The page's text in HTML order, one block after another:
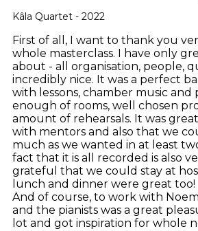
Kâla Quartet - 2022
First of all, I want to thank you
whole masterclass. I have only
about - all organisation, people,
incredibly nice. It was a perfect
with lessons, chamber music and
enough of rooms, well chosen
amount of rehearsals. It was
with mentors and also that we
much as we wanted in at least
fact that it is all recorded is also
grateful that we could stay at
lunch and dinner were great too!
And of course, to work with
and the pianists was a great
lot and got inspiration for whole